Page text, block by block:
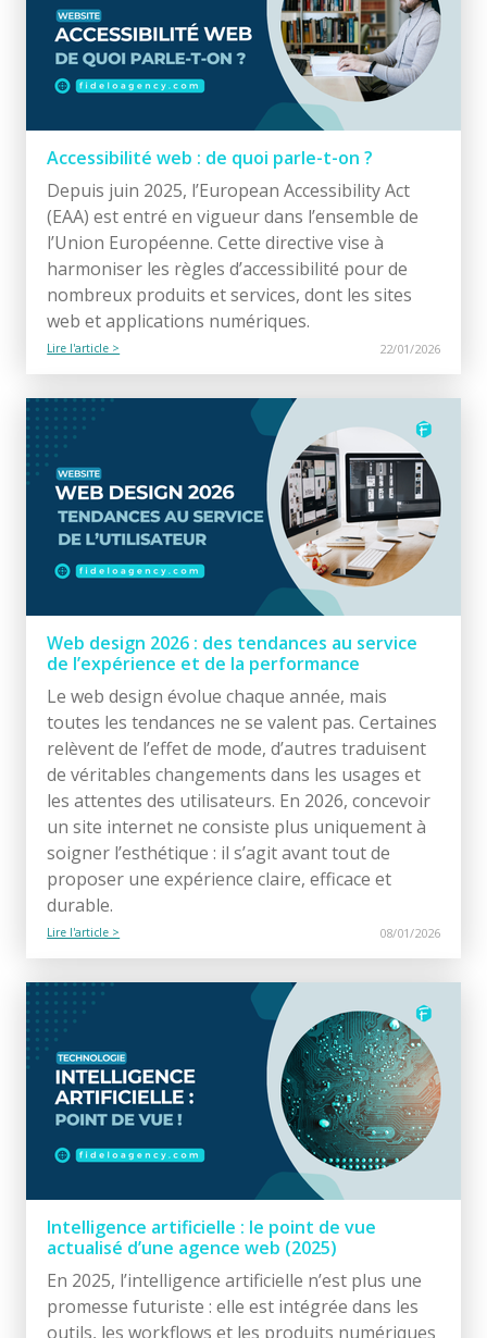
Accessibilité web : de quoi parle-t-on ?
Depuis juin 2025, l’European Accessibility Act
(EAA) est entré en vigueur dans l’ensemble de
l’Union Européenne. Cette directive vise à
harmoniser les règles d’accessibilité pour de
nombreux produits et services, dont les sites
web et applications numériques.
Lire l'article > 22/01/2026
Web design 2026 : des tendances au service
de l’expérience et de la performance
Le web design évolue chaque année, mais
toutes les tendances ne se valent pas. Certaines
relèvent de l’effet de mode, d’autres traduisent
de véritables changements dans les usages et
les attentes des utilisateurs. En 2026, concevoir
un site internet ne consiste plus uniquement à
soigner l’esthétique : il s’agit avant tout de
proposer une expérience claire, efficace et
durable.
Lire l'article > 08/01/2026
Intelligence artificielle : le point de vue
actualisé d’une agence web (2025)
En 2025, l’intelligence artificielle n’est plus une
promesse futuriste : elle est intégrée dans les
outils, les workflows et les produits numériques